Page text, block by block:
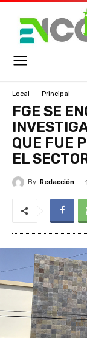
Local Principal
FGE SE
QUE FUE
EL
By Redacción